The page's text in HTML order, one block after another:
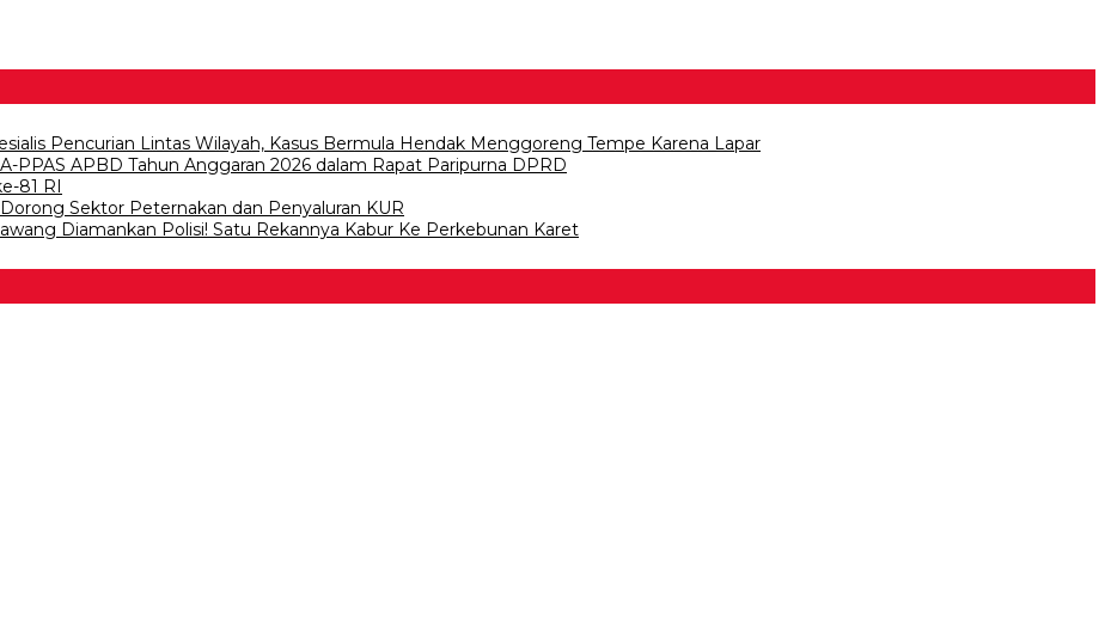
Pencurian Lintas Wilayah, Kasus Bermula Hendak Menggoreng Tempe Karena Lapar
PPAS APBD Tahun Anggaran 2026 dalam Rapat Paripurna DPRD
81 RI
Sektor Peternakan dan Penyaluran KUR
Diamankan Polisi! Satu Rekannya Kabur Ke Perkebunan Karet